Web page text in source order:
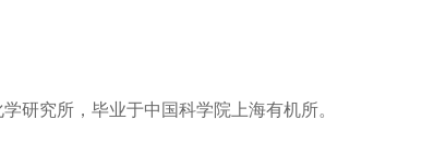
研究所，毕业于中国科学院上海有机所。